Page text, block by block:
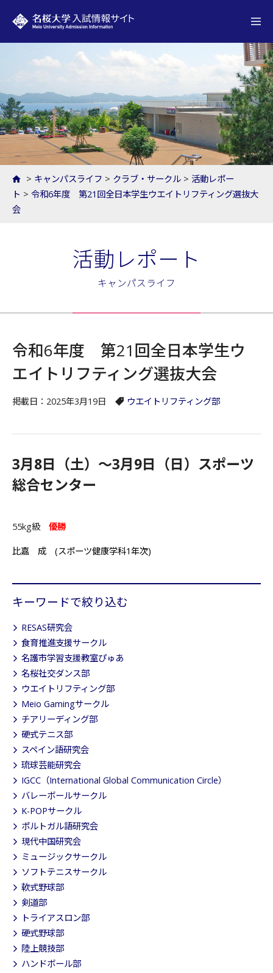
> キャンパスライフ > クラブ・サークル > 活動レポー
ト > 令和6年度 第21回全日本学生ウエイトリフティング選抜大
会
活動レポート
キャンパスライフ
令和6年度 第21回全日本学生ウ
エイトリフティング選抜大会
掲載日：2025年3月19日 ウエイトリフティング部
3月8日（土）～3月9日（日）スポーツ
総合センター
55kg級 優勝
比嘉 成 (スポーツ健康学科1年次)
キーワードで絞り込む
RESAS研究会
食育推進支援サークル
名護市学習支援教室ぴゅあ
名桜社交ダンス部
ウエイトリフティング部
Meio Gamingサークル
チアリーディング部
硬式テニス部
スペイン語研究会
琉球芸能研究会
IGCC（International Global Communication Circle）
バレーボールサークル
K-POPサークル
ポルトガル語研究会
現代中国研究会
ミュージックサークル
ソフトテニスサークル
軟式野球部
剣道部
トライアスロン部
硬式野球部
陸上競技部
ハンドボール部